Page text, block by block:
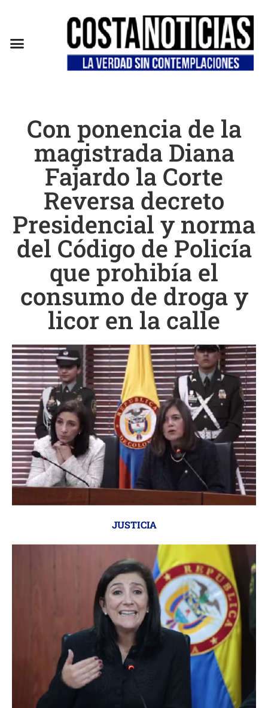
Con ponencia de la
magistrada Diana
Fajardo la Corte
Reversa decreto
Presidencial y norma
del Código de Policía
que prohibía el
consumo de droga y
licor en la calle
JUSTICIA